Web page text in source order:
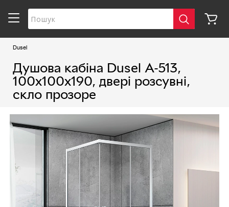
Dusel
Душова кабіна Dusel А-513,
100х100х190, двері розсувні,
скло прозоре